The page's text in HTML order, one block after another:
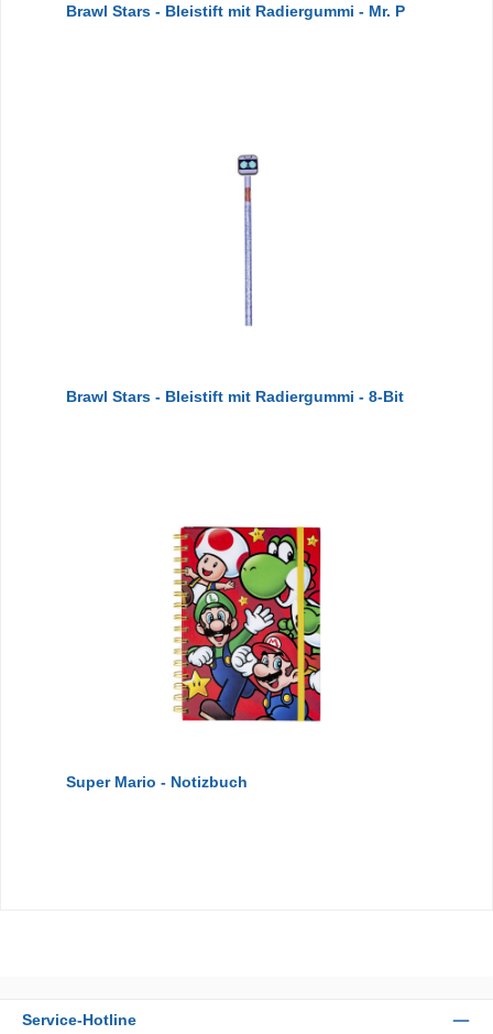
Brawl Stars - Bleistift mit Radiergummi - Mr. P
Brawl Stars - Bleistift mit Radiergummi - 8-Bit
Super Mario - Notizbuch
Service-Hotline